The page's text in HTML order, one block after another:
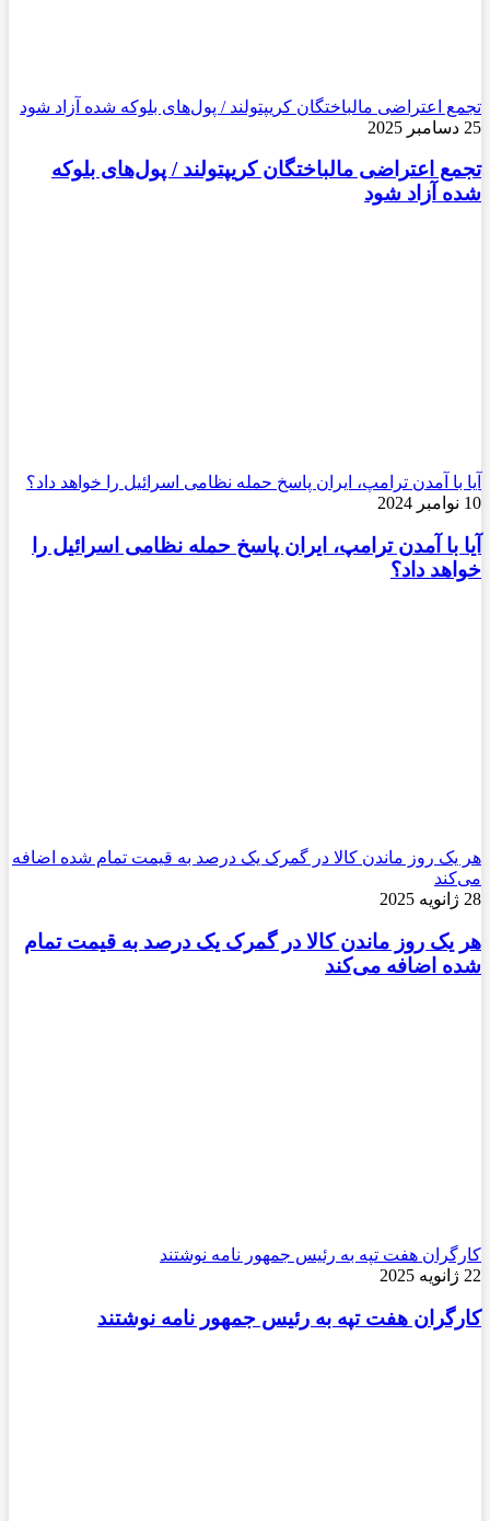
تجمع اعتراضی مالباختگان کریپتولند / پول‌های بلوکه شده آزاد شود
25 دسامبر 2025
تجمع اعتراضی مالباختگان کریپتولند / پول‌های بلوکه
شده آزاد شود
آیا با آمدن ترامپ، ایران پاسخ حمله نظامی اسرائیل را خواهد داد؟
10 نوامبر 2024
آیا با آمدن ترامپ، ایران پاسخ حمله نظامی اسرائیل را
خواهد داد؟
هر یک روز ماندن کالا در گمرک یک درصد به قیمت تمام شده اضافه
می‌کند
28 ژانویه 2025
هر یک روز ماندن کالا در گمرک یک درصد به قیمت تمام
شده اضافه می‌کند
کارگران هفت تپه به رئیس جمهور نامه نوشتند
22 ژانویه 2025
کارگران هفت تپه به رئیس جمهور نامه نوشتند